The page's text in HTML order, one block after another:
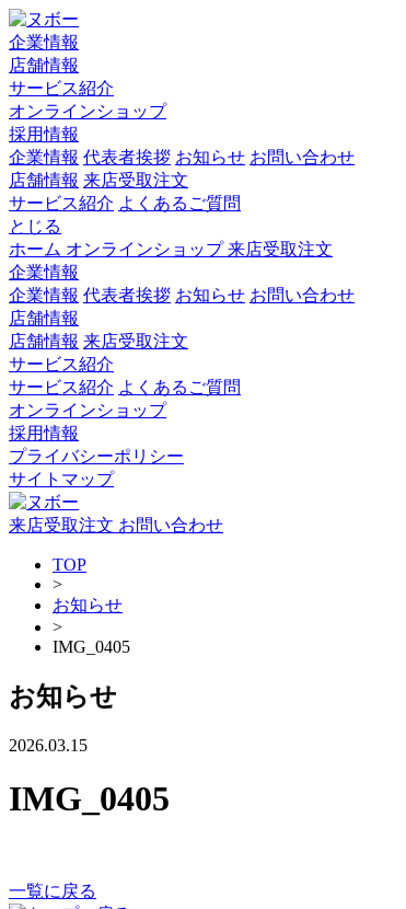
企業情報
店舗情報
サービス紹介
オンラインショップ
採用情報
企業情報 代表者挨拶 お知らせ お問い合わせ
店舗情報 来店受取注文
サービス紹介 よくあるご質問
とじる
ホーム オンラインショップ来店受取注文
企業情報
企業情報 代表者挨拶 お知らせ お問い合わせ
店舗情報
店舗情報 来店受取注文
サービス紹介
サービス紹介 よくあるご質問
オンラインショップ
採用情報
プライバシーポリシー
サイトマップ
来店受取注文 お問い合わせ
TOP
>
お知らせ
>
IMG_0405
お知らせ
2026.03.15
IMG_0405
一覧に戻る